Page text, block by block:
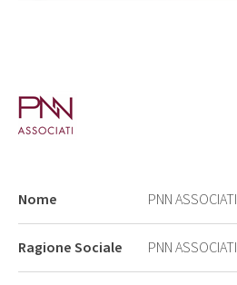
Nome PNN ASSOCIATI
Ragione Sociale PNN ASSOCIATI